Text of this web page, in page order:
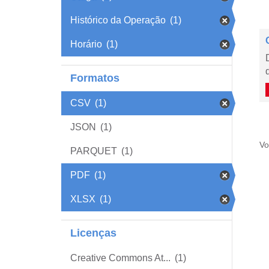
Histórico da Operação (1)
Horário (1)
Formatos
CSV (1)
JSON (1)
PARQUET (1)
PDF (1)
XLSX (1)
Licenças
Creative Commons At... (1)